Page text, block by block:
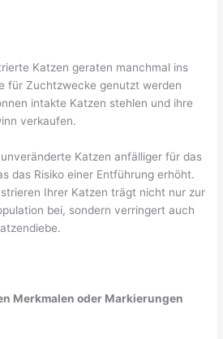
Katzen geraten manchmal ins
für Zuchtzwecke genutzt werden
intakte Katzen stehlen und ihre
verkaufen.
Katzen anfälliger für das
das Risiko einer Entführung erhöht.
Ihrer Katzen trägt nicht nur zur
bei, sondern verringert auch
Merkmalen oder Markierungen